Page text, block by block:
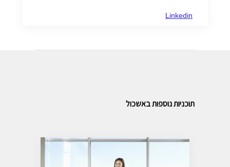
Linkedin
תוכניות נוספות באשכול